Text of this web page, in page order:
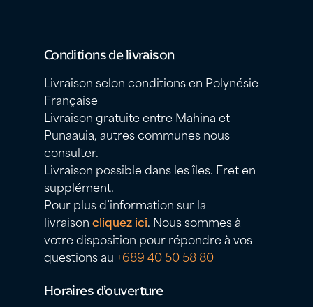
Conditions de livraison
Livraison selon conditions en Polynésie
Française
Livraison gratuite entre Mahina et
Punaauia, autres communes nous
consulter.
Livraison possible dans les îles. Fret en
supplément.
Pour plus d’information sur la
livraisoncliquez ici. Nous sommes à
votre disposition pour répondre à vos
questions au +689 40 50 58 80
Horaires d’ouverture